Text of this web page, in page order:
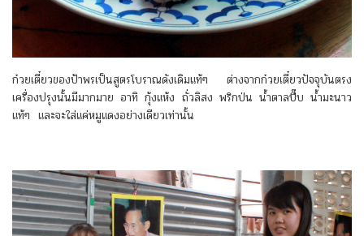
ก๋วยเตี๋ยวของป้าพรเป็นสูตรโบราณดังเดิมแท้ๆ ต่างจากก๋วยเตี๋ยวปัจจุบันตรง
เครื่องปรุงนั้นมีมากมาย อาทิ กุ้งแห้ง ถั่วลิสง พริกป่น น้ำตาลปี๊บ น้ำมะนาว
แท้ๆ และจะใส่แค่หมูแดงอย่างเดียวเท่านั้น